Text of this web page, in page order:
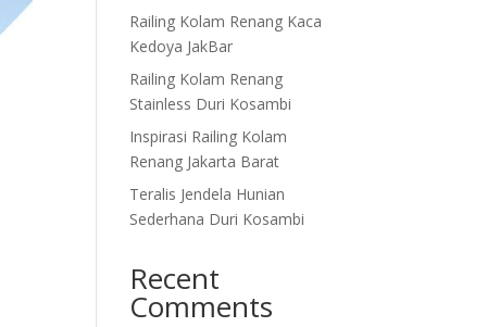
Railing Kolam Renang Kaca
Kedoya JakBar
Railing Kolam Renang
Stainless Duri Kosambi
Inspirasi Railing Kolam
Renang Jakarta Barat
Teralis Jendela Hunian
Sederhana Duri Kosambi
Recent
Comments